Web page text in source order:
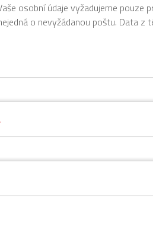
osobní údaje vyžadujeme pouze
o nevyžádanou poštu. Data z